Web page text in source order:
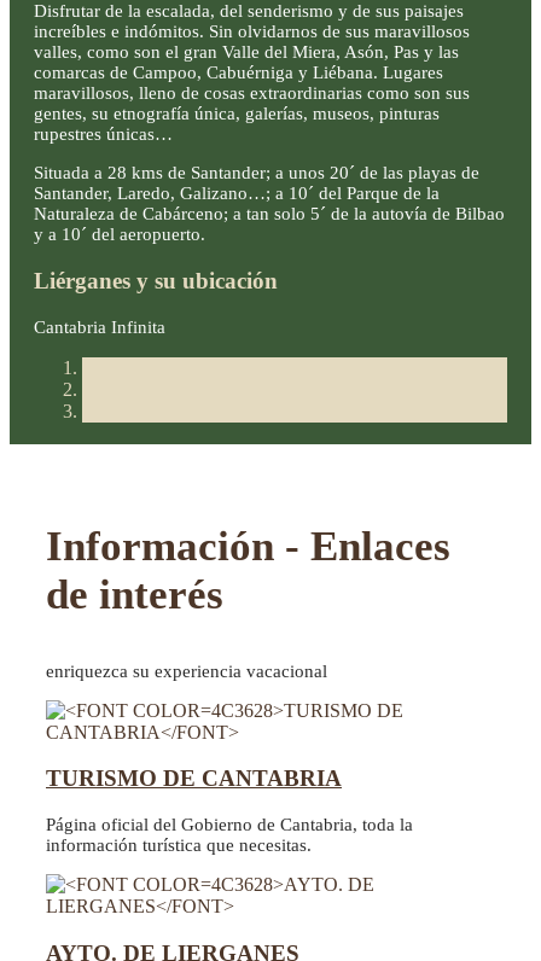
Disfrutar de la escalada, del senderismo y de sus paisajes
increíbles e indómitos. Sin olvidarnos de sus maravillosos
valles, como son el gran Valle del Miera, Asón, Pas y las
comarcas de Campoo, Cabuérniga y Liébana. Lugares
maravillosos, lleno de cosas extraordinarias como son sus
gentes, su etnografía única, galerías, museos, pinturas
rupestres únicas…
Situada a 28 kms de Santander; a unos 20´ de las playas de
Santander, Laredo, Galizano…; a 10´ del Parque de la
Naturaleza de Cabárceno; a tan solo 5´ de la autovía de Bilbao
y a 10´ del aeropuerto.
Liérganes y su ubicación
Cantabria Infinita
Información - Enlaces
de interés
enriquezca su experiencia vacacional
TURISMO DE CANTABRIA
Página oficial del Gobierno de Cantabria, toda la
información turística que necesitas.
AYTO. DE LIERGANES